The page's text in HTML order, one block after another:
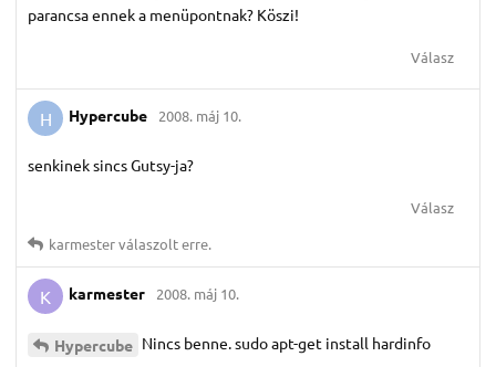
parancsa ennek a menüpontnak? Köszi!
Válasz
H Hypercube 2008. máj 10.
senkinek sincs Gutsy-ja?
Válasz
karmesterválaszolt erre.
K karmester 2008. máj 10.
Hypercube Nincs benne. sudo apt-get install hardinfo